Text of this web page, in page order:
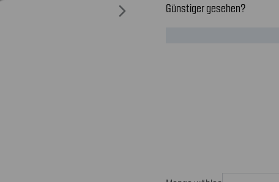
Günstiger gesehen?